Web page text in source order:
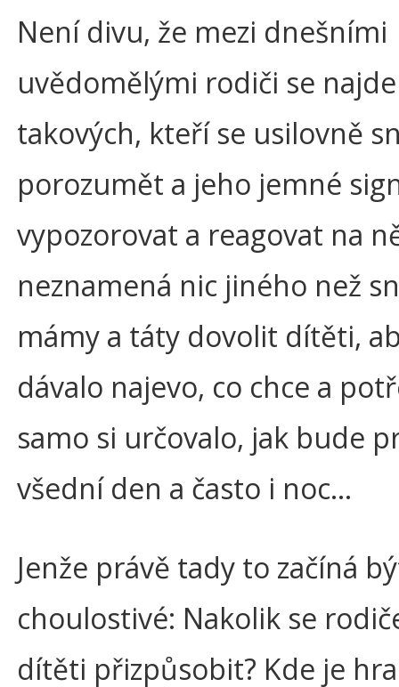
Není divu, že mezi dnešními
uvědomělými rodiči se
takových, kteří se usilovně
porozumět a jeho jemné
vypozorovat a reagovat na
neznamená nic jiného než
mámy a táty dovolit dítěti,
dávalo najevo, co chce a
samo si určovalo, jak bude
všední den a často i noc…
Jenže právě tady to začíná
choulostivé: Nakolik se
dítěti přizpůsobit? Kde je